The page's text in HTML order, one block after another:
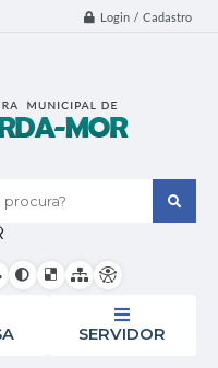
Login / Cadastro
SERVIDOR